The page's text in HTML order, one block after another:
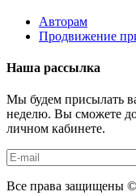
Авторам
Продвижение
Наша рассылка
Мы будем присылать
неделю. Вы сможете
личном кабинете.
Все права защищены